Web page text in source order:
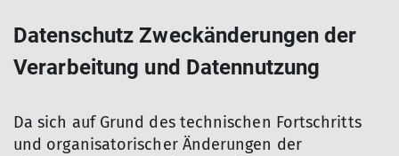
Datenschutz Zweckänderungen der
Verarbeitung und Datennutzung
Da sich auf Grund des technischen Fortschritts
und organisatorischer Änderungen der